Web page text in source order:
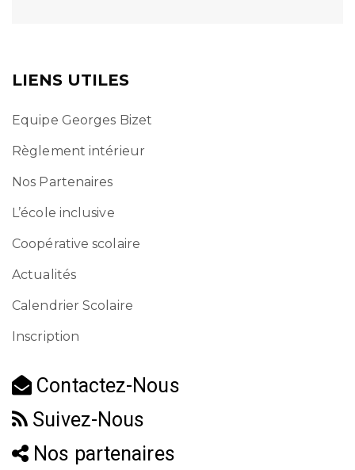
LIENS UTILES
Equipe Georges Bizet
Règlement intérieur
Nos Partenaires
L’école inclusive
Coopérative scolaire
Actualités
Calendrier Scolaire
Inscription
Contactez-Nous
Suivez-Nous
Nos partenaires